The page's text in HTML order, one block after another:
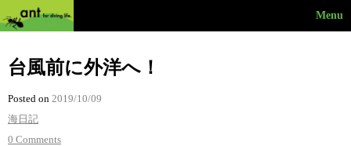
Menu
台風前に外洋へ！
Posted on 2019/10/09
海日記
0 Comments